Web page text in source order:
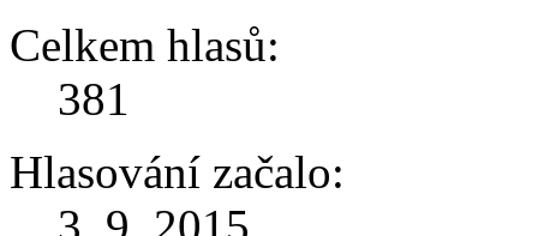
Celkem hlasů:
381
Hlasování začalo: